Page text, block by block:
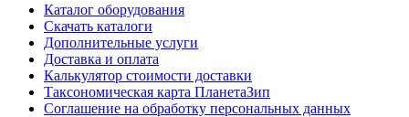
Каталог оборудования
Скачать каталоги
Дополнительные услуги
Доставка и оплата
Калькулятор стоимости доставки
Таксономическая карта ПланетаЗип
Соглашение на обработку персональных данных